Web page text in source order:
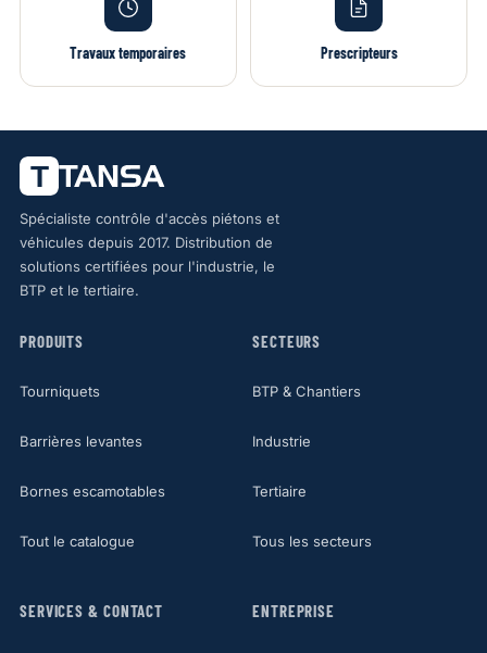
Travaux temporaires Prescripteurs
Spécialiste contrôle d'accès piétons et
véhicules depuis 2017. Distribution de
solutions certifiées pour l'industrie, le
BTP et le tertiaire.
PRODUITS
Tourniquets
Barrières levantes
Bornes escamotables
Tout le catalogue
SECTEURS
BTP & Chantiers
Industrie
Tertiaire
Tous les secteurs
SERVICES & CONTACT ENTREPRISE